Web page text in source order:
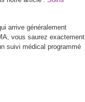
arrive généralement
vous saurez exactement
suivi médical programmé